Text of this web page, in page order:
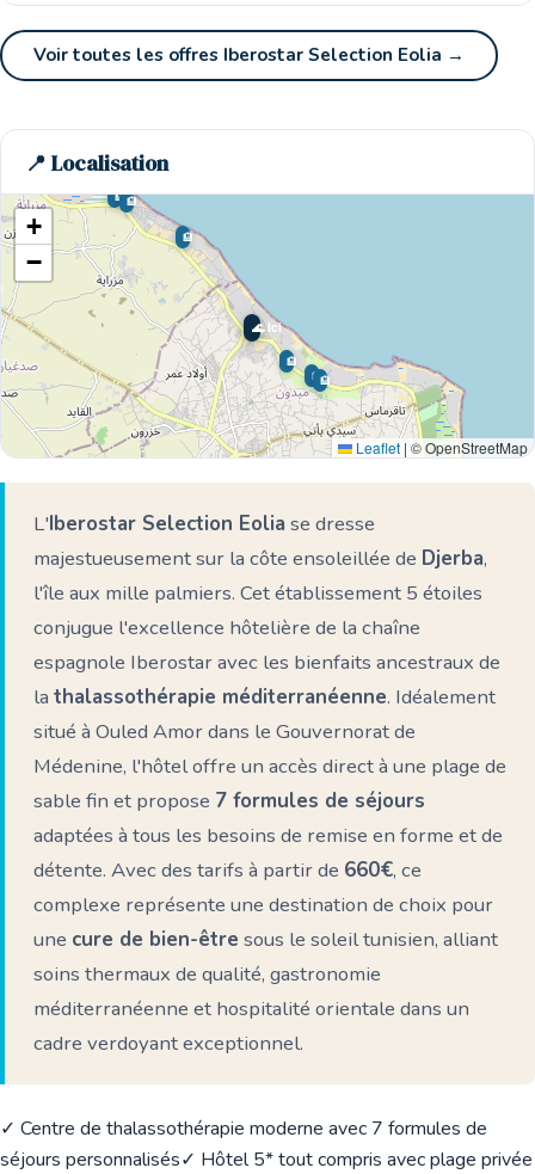
Voir toutes les offres Iberostar Selection Eolia →
📍 Localisation
🌊 Ici
🏨
🏨🏨
🏨
🏨
🏨
+
−
Leaflet | © OpenStreetMap
L'Iberostar Selection Eolia se dresse
majestueusement sur la côte ensoleillée de Djerba,
l'île aux mille palmiers. Cet établissement 5 étoiles
conjugue l'excellence hôtelière de la chaîne
espagnole Iberostar avec les bienfaits ancestraux de
la thalassothérapie méditerranéenne. Idéalement
situé à Ouled Amor dans le Gouvernorat de
Médenine, l'hôtel offre un accès direct à une plage de
sable fin et propose 7 formules de séjours
adaptées à tous les besoins de remise en forme et de
détente. Avec des tarifs à partir de 660€, ce
complexe représente une destination de choix pour
une cure de bien-être sous le soleil tunisien, alliant
soins thermaux de qualité, gastronomie
méditerranéenne et hospitalité orientale dans un
cadre verdoyant exceptionnel.
✓ Centre de thalassothérapie moderne avec 7 formules de
séjours personnalisés✓ Hôtel 5* tout compris avec plage privée